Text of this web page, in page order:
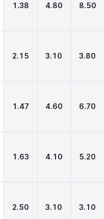
1.38 4.80 8.50
2.15 3.10 3.80
1.47 4.60 6.70
1.63 4.10 5.20
2.50 3.10 3.10